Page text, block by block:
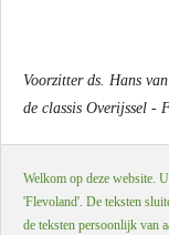
Voorzitter ds. Hans
de classis Overijssel -
Welkom op deze website.
'Flevoland'. De teksten
de teksten persoonlijk van